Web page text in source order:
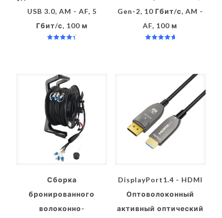
USB 3.0, AM - AF, 5
Гбит/с, 100 м
Gen-2, 10 Гбит/с, AM -
AF, 100 м
Сборка
бронированного
волоконно-
DisplayPort1.4 - HDMI
Оптоволоконный
активный оптический